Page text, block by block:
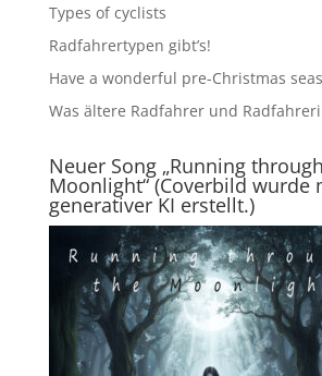
Types of cyclists
Radfahrertypen gibt’s!
Have a wonderful pre-Christmas
Was ältere Radfahrer und
Neuer Song „Running
Moonlight“ (Coverbild wurde
generativer KI erstellt.)